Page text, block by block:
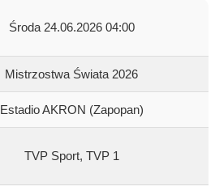
Środa 24.06.2026 04:00
Mistrzostwa Świata 2026
Estadio AKRON (Zapopan)
TVP Sport, TVP 1